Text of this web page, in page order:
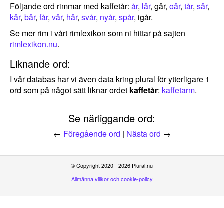
Följande ord rimmar med kaffetår: år, lår, går, oår, tår, sår,
kår, bår, får, vår, hår, svår, nyår, spår, igår.
Se mer rim i vårt rimlexikon som ni hittar på sajten
rimlexikon.nu.
Liknande ord:
I vår databas har vi även data kring plural för ytterligare 1
ord som på något sätt liknar ordet kaffetår: kaffetarm.
Se närliggande ord:
← Föregående ord | Nästa ord →
© Copyright 2020 - 2026 Plural.nu
Allmänna villkor och cookie-policy